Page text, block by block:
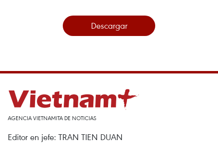
Descargar
AGENCIA VIETNAMITA DE NOTICIAS
Editor en jefe: TRAN TIEN DUAN